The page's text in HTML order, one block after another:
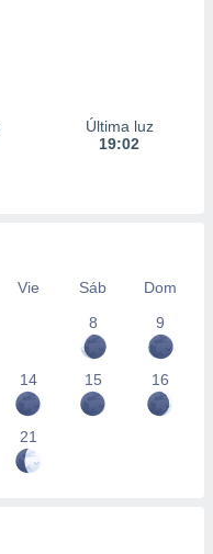
Última luz
19:02
Vie Sáb
Dom
8
9
14 15 16
21